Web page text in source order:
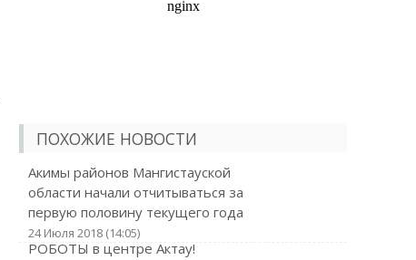
ПОХОЖИЕ НОВОСТИ
Акимы районов Мангистауской
области начали отчитываться за
первую половину текущего года
24 Июля 2018 (14:05)
РОБОТЫ в центре Актау!